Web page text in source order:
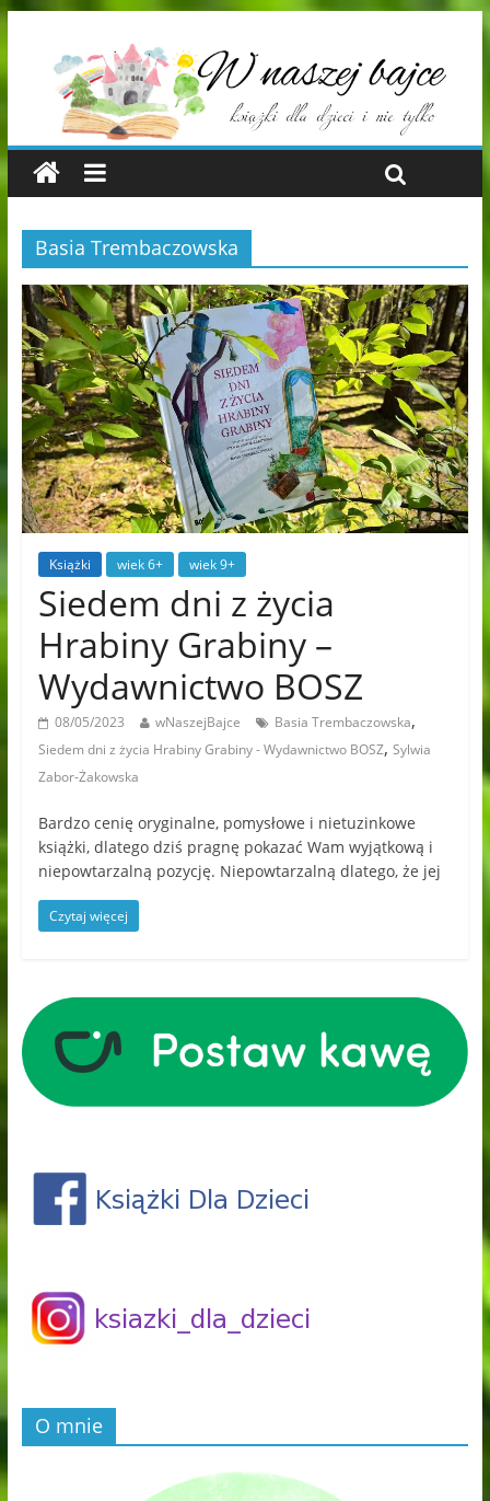
Basia Trembaczowska
Książki wiek 6+ wiek 9+
Siedem dni z życia
Hrabiny Grabiny –
Wydawnictwo BOSZ
08/05/2023 wNaszejBajce Basia Trembaczowska,
Siedem dni z życia Hrabiny Grabiny - Wydawnictwo BOSZ, Sylwia
Zabor-Żakowska
Bardzo cenię oryginalne, pomysłowe i nietuzinkowe
książki, dlatego dziś pragnę pokazać Wam wyjątkową i
niepowtarzalną pozycję. Niepowtarzalną dlatego, że jej
Czytaj więcej
O mnie